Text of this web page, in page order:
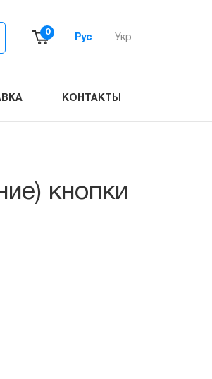
0
Рус Укр
КОНТАКТЫ
кнопки